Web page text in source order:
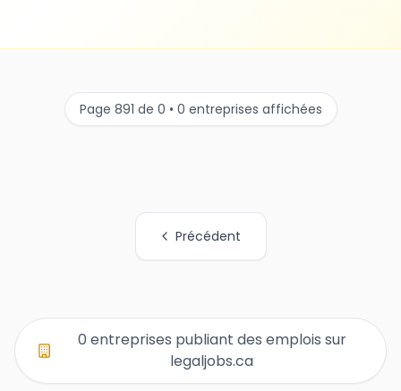
Page 891 de 0 • 0 entreprises affichées
Précédent
0 entreprises publiant des emplois sur
legaljobs.ca